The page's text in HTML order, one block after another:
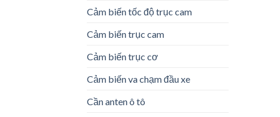
Cảm biến tốc độ trục cam
Cảm biến trục cam
Cảm biến trục cơ
Cảm biến va chạm đầu xe
Cần anten ô tô